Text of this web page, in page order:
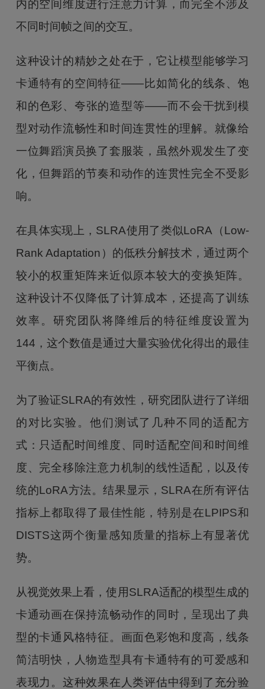
内的空间维度进行注意力计算，而完全不涉及
不同时间帧之间的交互。
这种设计的精妙之处在于，它让模型能够学习
卡通特有的空间特征——比如简化的线条、饱
和的色彩、夸张的造型等——而不会干扰到模
型对动作流畅性和时间连贯性的理解。就像给
一位舞蹈演员换了套服装，虽然外观发生了变
化，但舞蹈的节奏和动作的连贯性完全不受影
响。
在具体实现上，SLRA使用了类似LoRA（Low-
Rank Adaptation）的低秩分解技术，通过两个
较小的权重矩阵来近似原本较大的变换矩阵。
这种设计不仅降低了计算成本，还提高了训练
效率。研究团队将降维后的特征维度设置为
144，这个数值是通过大量实验优化得出的最佳
平衡点。
为了验证SLRA的有效性，研究团队进行了详细
的对比实验。他们测试了几种不同的适配方
式：只适配时间维度、同时适配空间和时间维
度、完全移除注意力机制的线性适配，以及传
统的LoRA方法。结果显示，SLRA在所有评估
指标上都取得了最佳性能，特别是在LPIPS和
DISTS这两个衡量感知质量的指标上有显著优
势。
从视觉效果上看，使用SLRA适配的模型生成的
卡通动画在保持流畅动作的同时，呈现出了典
型的卡通风格特征。画面色彩饱和度高，线条
简洁明快，人物造型具有卡通特有的可爱感和
表现力。这种效果在人类评估中得到了充分验